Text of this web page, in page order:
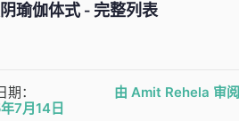
瑜伽体式 - 完整列表
期：
7月14日
由 Amit Rehela 审阅